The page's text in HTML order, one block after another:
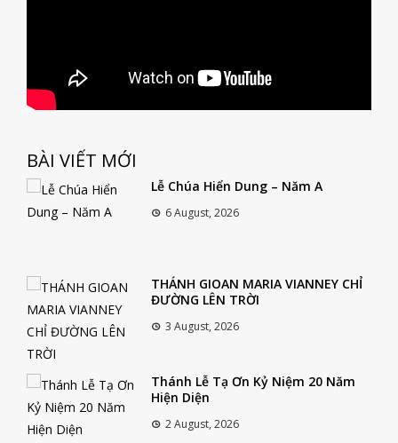
BÀI VIẾT MỚI
Lễ Chúa Hiển Dung – Năm A
6 August, 2026
THÁNH GIOAN MARIA VIANNEY CHỈ
ĐƯỜNG LÊN TRỜI
3 August, 2026
Thánh Lễ Tạ Ơn Kỷ Niệm 20 Năm
Hiện Diện
2 August, 2026